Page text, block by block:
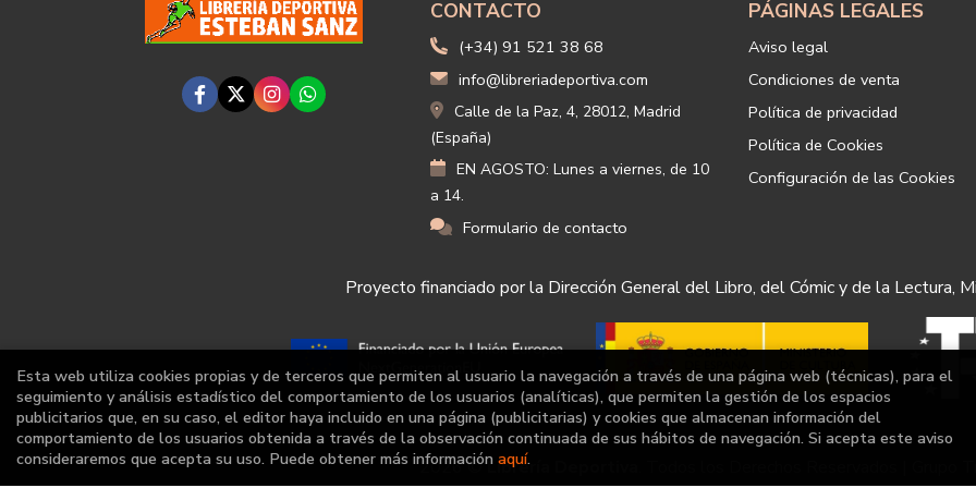
Legitimación: está basada en el
Criterios de conservación de los
suprimirán con medidas de
los datos.
Destinatarios: no se cederán a
Derechos que asisten al Usuario:
a) Derecho a retirar el
protección de datos https://
Puede ejercer estos derechos
postal, ambos con la fotocopia
Responsable del tratamiento:
Dirección postal: c/Paz, 4 28012
Dirección electrónica:
Si desea ampliar información
CONTACTO
(+34) 91 521 38 68
info@libreriadeportiva.com
Calle de la Paz, 4, 28012, Madrid
(España)
EN AGOSTO: Lunes a viernes, de 10
a 14.
Formulario de contacto
PÁGINAS LEGALES
Aviso legal
Condiciones de venta
Política de privacidad
Política de Cookies
Configuración de las Cookies
Proyecto financiado por la Dirección General del Libro, del Cómic y de la Lectura,
2026 ©Librería Deportiva
Esta web utiliza cookies propias y de terceros que permiten al usuario la navegación a través de una página web (técnicas), para el
seguimiento y análisis estadístico del comportamiento de los usuarios (analíticas), que permiten la gestión de los espacios
publicitarios que, en su caso, el editor haya incluido en una página (publicitarias) y cookies que almacenan información del
comportamiento de los usuarios obtenida a través de la observación continuada de sus hábitos de navegación. Si acepta este aviso
consideraremos que acepta su uso. Puede obtener más información aquí.